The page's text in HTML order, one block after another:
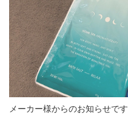
メーカー様からのお知らせです